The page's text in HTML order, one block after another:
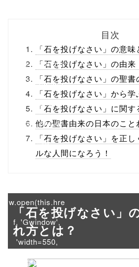
ml/wp-
content/themes
/tapbiz_theme/
parts/sns-
buttons.php on
line10
/1038431"
w.open(this.hre
f, 'Gwindow',
'width=550,
height=450,
目次
「石を投げなさい」の意
「石を投げなさい」の由来
「石を投げなさい」の聖
「石を投げなさい」から学
「石を投げなさい」に関
他の聖書由来の日本のこと
「石を投げなさい」を正
ルな人間になろう！
「石を投げなさい」
れ方とは？